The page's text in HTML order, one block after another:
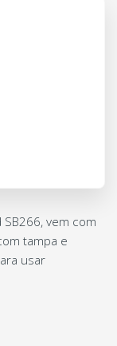
vem com
tampa e
usar